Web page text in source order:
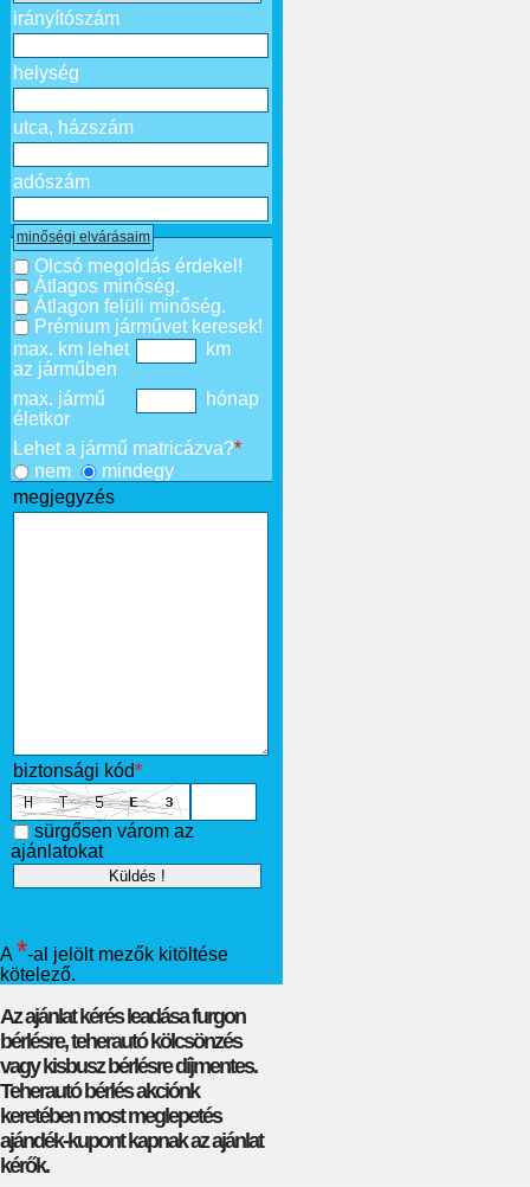
irányítószám
helység
utca, házszám
adószám
minőségi elvárásaim
Olcsó megoldás érdekel!
Átlagos minőség.
Átlagon felüli minőség.
Prémium járművet keresek!
max. km lehet
az járműben
km
max. jármű
életkor
hónap
Lehet a jármű matricázva?*
nem
mindegy
megjegyzés
biztonsági kód*
sürgősen várom az
ajánlatokat
A *-al jelölt mezők kitöltése
kötelező.
Az ajánlat kérés leadása furgon
bérlésre, teherautó kölcsönzés
vagy kisbusz bérlésre díjmentes.
Teherautó bérlés akciónk
keretében most meglepetés
ajándék-kupont kapnak az ajánlat
kérők.